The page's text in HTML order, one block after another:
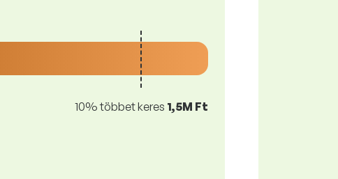
10% többet keres 1,5M Ft